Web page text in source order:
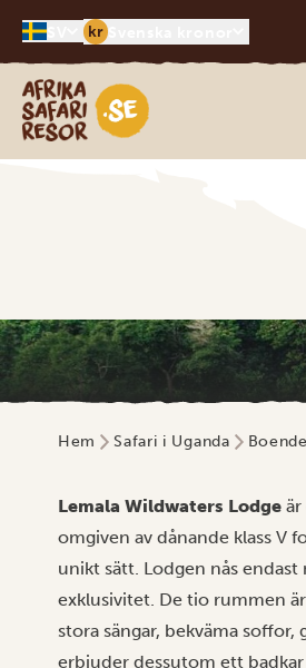
kr
Safari-resor i Afrika
Hem Safari i Uganda Boende
Lemala Wildwaters Lodge
omgiven av dånande klass V
unikt sätt. Lodgen nås
exklusivitet. De tio rummen
stora sängar, bekväma
erbjuder dessutom ett